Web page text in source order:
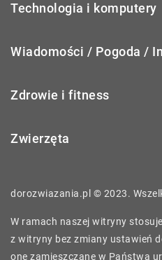
Technologia i komputery
Wiadomości / Pogoda /
Zdrowie i fitness
Zwierzęta
dorozwiazania.pl © 2023.
W ramach naszej witryny
z witryny bez zmiany ustawień
one zamieszczane w Państwa